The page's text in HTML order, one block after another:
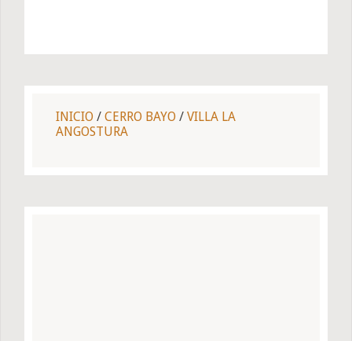
INICIO / CERRO BAYO / VILLA LA
ANGOSTURA